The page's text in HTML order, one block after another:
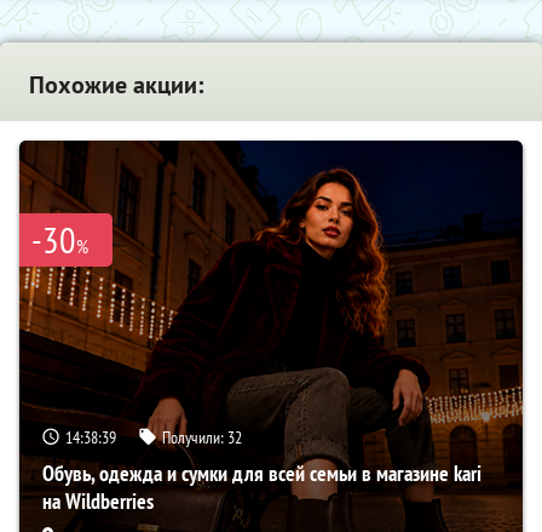
Похожие акции:
-30%
14:38:38 Получили: 32
Обувь, одежда и сумки для всей семьи в магазине kari
на Wildberries